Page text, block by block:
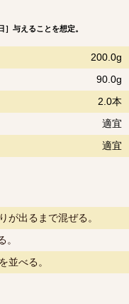
与えることを想定。
200.0g
90.0g
2.0本
適宜
適宜
が出るまで混ぜる。
並べる。